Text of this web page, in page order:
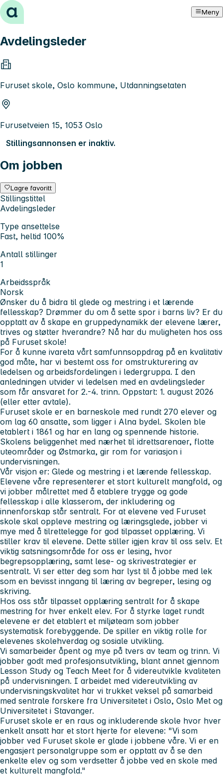
Hopp til innhold Meny
Avdelingsleder
Furuset skole, Oslo kommune, Utdanningsetaten
Furusetveien 15, 1053 Oslo
Stillingsannonsen er inaktiv.
Om jobben
Lagre favoritt
Stillingstittel
Avdelingsleder
Type ansettelse
Fast, heltid 100%
Antall stillinger
1
Arbeidsspråk
Norsk
Ønsker du å bidra til glede og mestring i et lærende
fellesskap? Drømmer du om å sette spor i barns liv? Er du
opptatt av å skape en gruppedynamikk der elevene lærer,
trives og støtter hverandre? Nå har du muligheten hos oss
på Furuset skole!
For å kunne ivareta vårt samfunnsoppdrag på en kvalitativ
god måte, har vi bestemt oss for omstrukturering av
ledelsen og arbeidsfordelingen i ledergruppa. I den
anledningen utvider vi ledelsen med en avdelingsleder
som får ansvaret for 2.-4. trinn. Oppstart: 1. august 2026
(eller etter avtale).
Furuset skole er en barneskole med rundt 270 elever og
om lag 60 ansatte, som ligger i Alna bydel. Skolen ble
etablert i 1861 og har en lang og spennende historie.
Skolens beliggenhet med nærhet til idrettsarenaer, flotte
uteområder og Østmarka, gir rom for variasjon i
undervisningen.
Vår visjon er: Glede og mestring i et lærende fellesskap.
Elevene våre representerer et stort kulturelt mangfold, og
vi jobber målrettet med å etablere trygge og gode
fellesskap i alle klasserom, der inkludering og
innenforskap står sentralt. For at elevene ved Furuset
skole skal oppleve mestring og læringsglede, jobber vi
mye med å tilrettelegge for god tilpasset opplæring. Vi
stiller krav til elevene. Dette stiller igjen krav til oss selv. Et
viktig satsningsområde for oss er lesing, hvor
begrepsopplæring, samt lese- og skrivestrategier er
sentralt. Vi ser etter deg som har lyst til å jobbe med lek
som en bevisst inngang til læring av begreper, lesing og
skriving.
Hos oss står tilpasset opplæring sentralt for å skape
mestring for hver enkelt elev. For å styrke laget rundt
elevene er det etablert et miljøteam som jobber
systematisk forebyggende. De spiller en viktig rolle for
elevenes skolehverdag og sosiale utvikling.
Vi samarbeider åpent og mye på tvers av team og trinn. Vi
jobber godt med profesjonsutvikling, blant annet gjennom
Lesson Study og Teach Meet for å videreutvikle kvaliteten
på undervisningen. I arbeidet med videreutvikling av
undervisningskvalitet har vi trukket veksel på samarbeid
med sentrale forskere fra Universitetet i Oslo, Oslo Met og
Universitetet i Stavanger.
Furuset skole er en raus og inkluderende skole hvor hver
enkelt ansatt har et stort hjerte for elevene: "Vi som
jobber ved Furuset skole er glade i jobbene våre. Vi er en
engasjert personalgruppe som er opptatt av å se den
enkelte elev og som verdsetter å jobbe ved en skole med
et kulturelt mangfold."